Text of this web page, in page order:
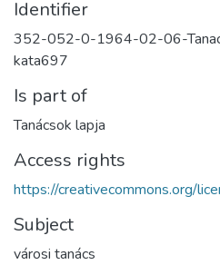
Identifier
352-052-0-1964-02-06-
kata697
Is part of
Tanácsok lapja
Access rights
https://creativecommons.org/
Subject
városi tanács